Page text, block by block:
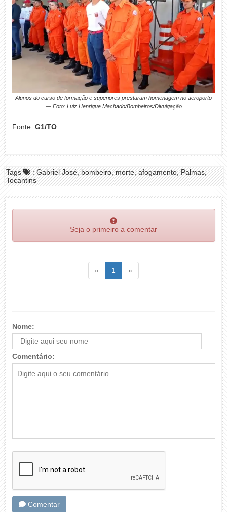
Alunos do curso de formação e superiores prestaram homenagem no aeroporto
— Foto: Luiz Henrique Machado/Bombeiros/Divulgação
Fonte: G1/TO
Tags
: Gabriel José, bombeiro, morte, afogamento, Palmas,
Tocantins
Seja o primeiro a comentar
« Voltar1 (atual)
»
Nome:
Comentário:
Comentar